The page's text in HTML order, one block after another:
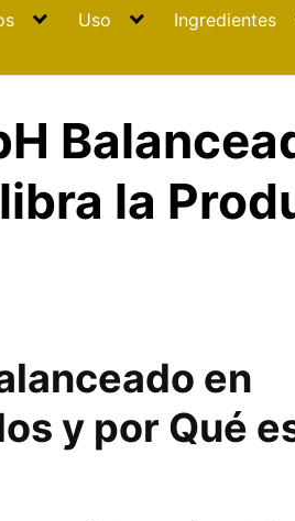
Uso Ingredientes
la
en
y por Qué